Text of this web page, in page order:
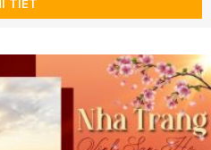
TIẾT